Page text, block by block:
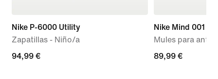
Nike P-6000 Utility
Zapatillas - Niño/a
94,99 €
94,99 €
Nike Mind 001
Mules para
89,99 €
89,99 €